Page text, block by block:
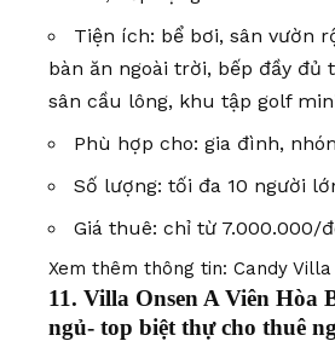
Tiện ích: bể bơi, sân vườn
bàn ăn ngoài trời, bếp đầy đủ
sân cầu lông, khu tập golf
Phù hợp cho: gia đình,
Số lượng: tối đa 10 người
Giá thuê: chỉ từ 7.000.000/
Xem thêm thông tin: Candy
11. Villa Onsen A Viên Hòa
ngủ- top biệt thự cho thuê